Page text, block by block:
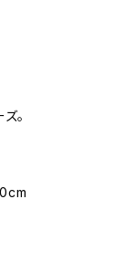
。